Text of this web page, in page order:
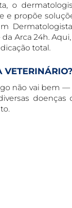
o
e propõe
Arca 24h.
total.
VETERINÁRIO?
não vai bem —
doenças